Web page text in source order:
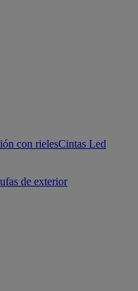
con rielesCintas Led
de exterior